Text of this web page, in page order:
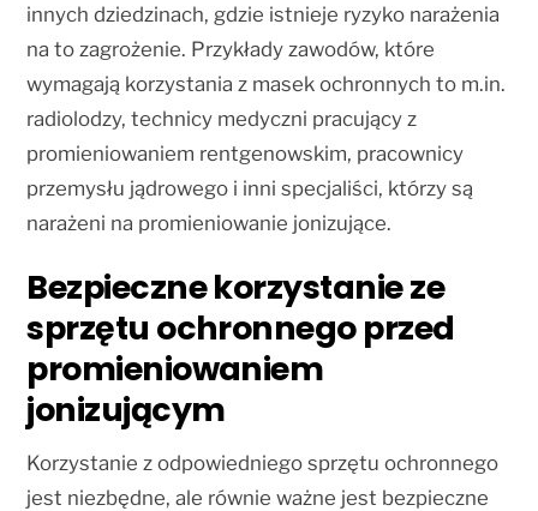
innych dziedzinach, gdzie istnieje ryzyko narażenia
na to zagrożenie. Przykłady zawodów, które
wymagają korzystania z masek ochronnych to m.in.
radiolodzy, technicy medyczni pracujący z
promieniowaniem rentgenowskim, pracownicy
przemysłu jądrowego i inni specjaliści, którzy są
narażeni na promieniowanie jonizujące.
Bezpieczne korzystanie ze
sprzętu ochronnego przed
promieniowaniem
jonizującym
Korzystanie z odpowiedniego sprzętu ochronnego
jest niezbędne, ale równie ważne jest bezpieczne